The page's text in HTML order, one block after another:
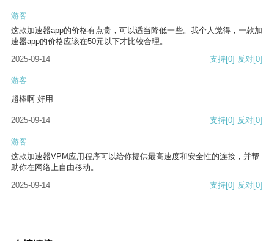
游客
这款加速器app的价格有点贵，可以适当降低一些。我个人觉得，一款加
速器app的价格应该在50元以下才比较合理。
2025-09-14
支持[0] 反对[0]
游客
超棒啊 好用
2025-09-14 支持[0] 反对[0]
游客
这款加速器VPM应用程序可以给你提供最高速度和安全性的连接，并帮
助你在网络上自由移动。
2025-09-14
支持[0] 反对[0]